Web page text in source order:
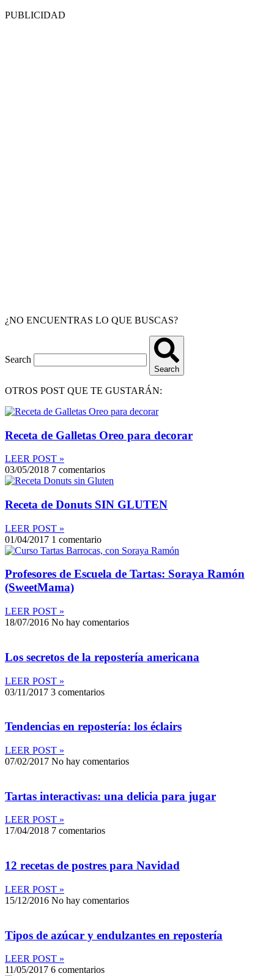
PUBLICIDAD
¿NO ENCUENTRAS LO QUE BUSCAS?
Search
Search
OTROS POST QUE TE GUSTARÁN:
Receta de Galletas Oreo para decorar
LEER POST »
03/05/2018 7 comentarios
Receta de Donuts SIN GLUTEN
LEER POST »
01/04/2017 1 comentario
Profesores de Escuela de Tartas: Soraya Ramón
(SweetMama)
LEER POST »
18/07/2016 No hay comentarios
Los secretos de la repostería americana
LEER POST »
03/11/2017 3 comentarios
Tendencias en repostería: los éclairs
LEER POST »
07/02/2017 No hay comentarios
Tartas interactivas: una delicia para jugar
LEER POST »
17/04/2018 7 comentarios
12 recetas de postres para Navidad
LEER POST »
15/12/2016 No hay comentarios
Tipos de azúcar y endulzantes en repostería
LEER POST »
11/05/2017 6 comentarios